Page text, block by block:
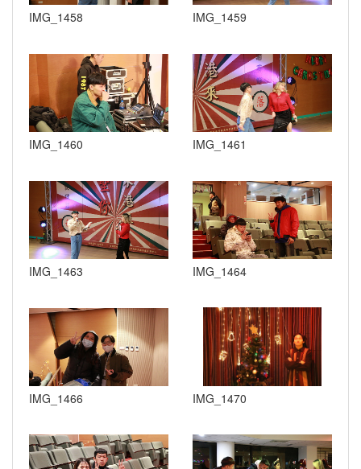
IMG_1458 IMG_1459
IMG_1460 IMG_1461
IMG_1463 IMG_1464
IMG_1466 IMG_1470